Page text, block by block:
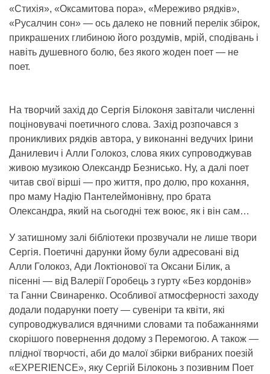
«Стихія», «Оксамитова пора», «Мереживо рядків»,
«Русалчин сон» — ось далеко не повний перелік збірок,
прикрашених глибиною його роздумів, мрій, сподівань і
навіть душевного болю, без якого жоден поет — не
поет.
На творчий захід до Сергія Білоконя завітали численні
поціновувачі поетичного слова. Захід розпочався з
проникливих рядків автора, у виконанні ведучих Ірини
Данилевич і Алли Голокоз, слова яких супроводжував
живою музикою Олександр Безнисько. Ну, а далі поет
читав свої вірші — про життя, про долю, про кохання,
про маму Надію Пантелеймонівну, про брата
Олександра, який на сьогодні теж воює, як і він сам…
У затишному залі бібліотеки прозвучали не лише твори
Сергія. Поетичні дарунки йому були адресовані від
Алли Голокоз, Ади Локтіонової та Оксани Білик, а
пісенні — від Валерії Горобець з гурту «Без кордонів»
та Ганни Свинаренко. Особливої атмосферності заходу
додали подарунки поету — сувеніри та квіти, які
супроводжувалися вдячними словами та побажаннями
скорішого повернення додому з Перемогою. А також —
плідної творчості, аби до малої збірки вибраних поезій
«EXPERIENCE», яку Сергій Білоконь з позивним Поет